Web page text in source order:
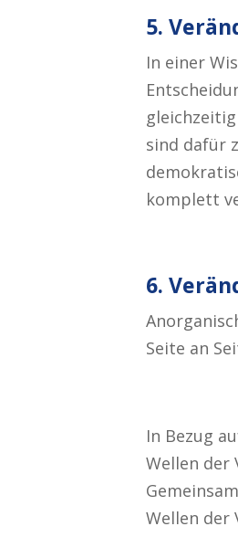
5.
In einer
sind dafür
komplett
6.
Seite an
In Bezug
Wellen der
Wellen der